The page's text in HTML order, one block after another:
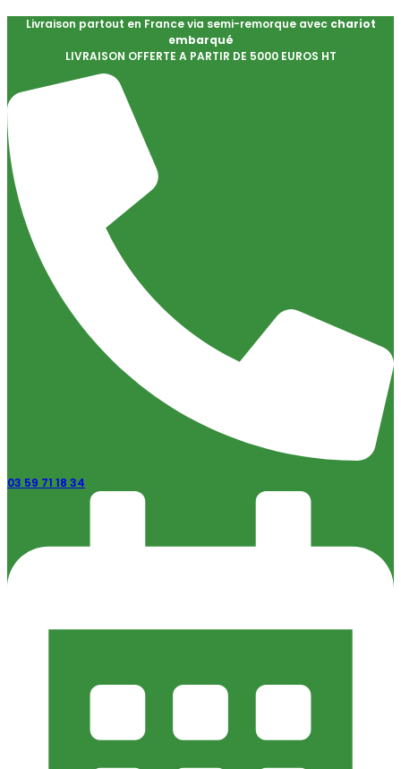
Livraison partout en France via semi-remorque avec chariot
embarqué
LIVRAISON OFFERTE A PARTIR DE 5000 EUROS HT
03 59 71 18 34